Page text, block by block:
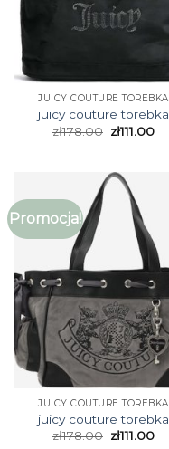
JUICY COUTURE TOREBKA
juicy couture torebka
zł178.00 zł111.00
Promocja!
JUICY COUTURE TOREBKA
juicy couture torebka
zł178.00 zł111.00